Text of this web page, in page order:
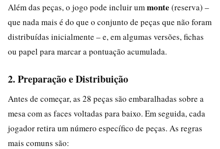
Além das peças, o jogo pode incluir um monte (reserva) –
que nada mais é do que o conjunto de peças que não foram
distribuídas inicialmente – e, em algumas versões, fichas
ou papel para marcar a pontuação acumulada.
2. Preparação e Distribuição
Antes de começar, as 28 peças são embaralhadas sobre a
mesa com as faces voltadas para baixo. Em seguida, cada
jogador retira um número específico de peças. As regras
mais comuns são: